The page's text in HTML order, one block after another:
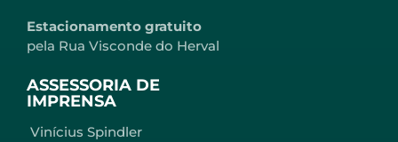
Estacionamento gratuito
pela Rua Visconde do Herval
ASSESSORIA DE
IMPRENSA
Vinícius Spindler